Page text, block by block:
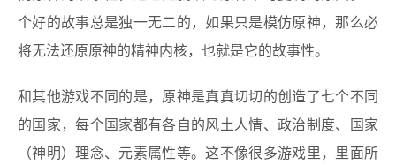
个好的故事总是独一无二的，如果只是模仿原神，那么必
将无法还原原神的精神内核，也就是它的故事性。
和其他游戏不同的是，原神是真真切切的创造了七个不同
的国家，每个国家都有各自的风土人情、政治制度、国家
（神明）理念、元素属性等。这不像很多游戏里，里面所